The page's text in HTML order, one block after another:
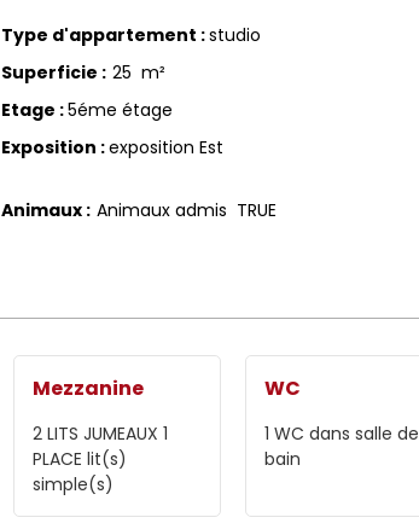
Type d'appartement :studio
Superficie : 25 m²
Etage :5éme étage
Exposition :exposition Est
Animaux : Animaux admis TRUE
Mezzanine
2 LITS JUMEAUX 1
PLACE lit(s)
simple(s)
WC
1 WC dans salle de
bain